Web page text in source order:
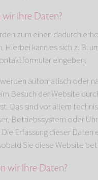
Ihre Daten?
zum einen dadurch
Hierbei kann es sich z. B.
eingeben.
automatisch oder
Besuch der Website
Das sind vor allem
Betriebssystem oder
Erfassung dieser Daten
Sie diese Website
wir Ihre Daten?